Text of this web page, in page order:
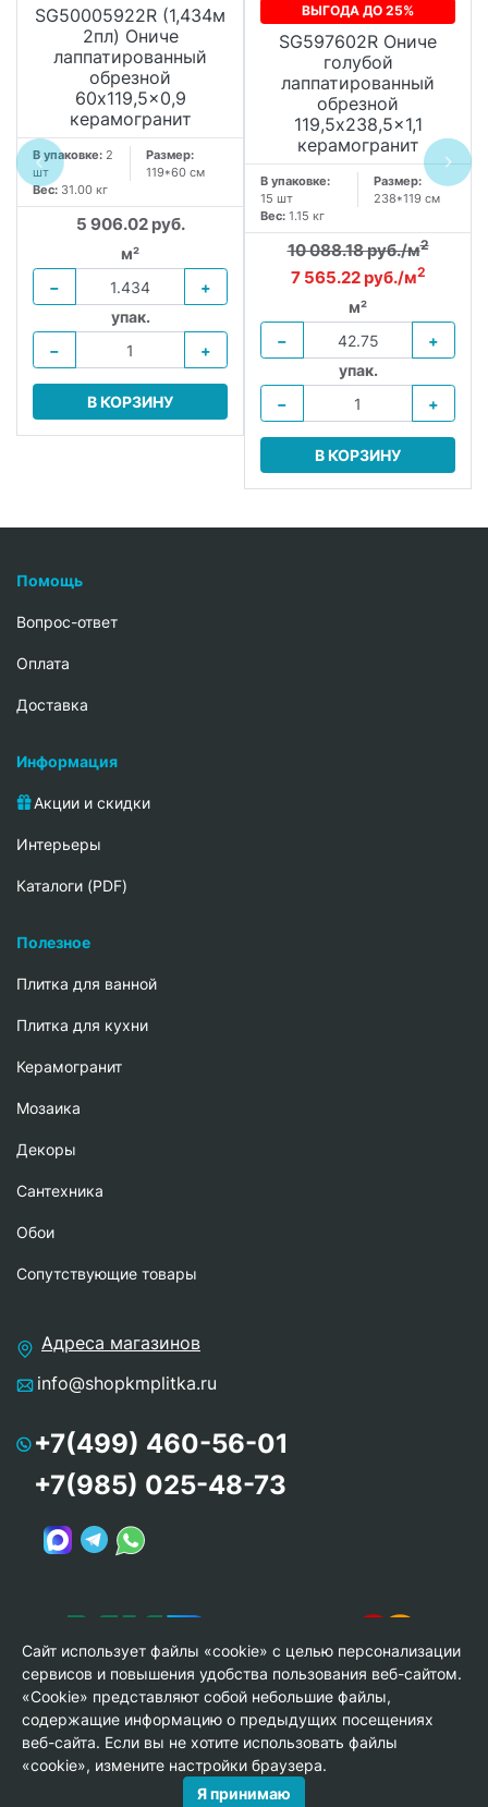
SG50005922R (1,434м
2пл) Ониче
лаппатированный
обрезной
60x119,5x0,9
керамогранит
В упаковке: 2
шт
Размер:
119*60 см
Вес: 31.00 кг
5 906.02 руб.
м²
−
+
упак.
−
+
В КОРЗИНУ
ВЫГОДА ДО 25%
SG597602R Ониче
голубой
лаппатированный
обрезной
119,5x238,5x1,1
керамогранит
В упаковке:
15 шт
Размер:
238*119 см
Вес: 1.15 кг
10 088.18 руб./м2
7 565.22 руб./м2
м²
−
+
упак.
−
+
В КОРЗИНУ
Помощь
Вопрос-ответ
Oплата
Доставка
Информация
Акции и скидки
Интерьеры
Каталоги (PDF)
Полезное
Плитка для ванной
Плитка для кухни
Керамогранит
Мозаика
Декоры
Сантехника
Обои
Сопутствующие товары
Адреса магазинов
info@shopkmplitka.ru
+7(499) 460-56-01
+7(985) 025-48-73
© Copyright 2013-2026 KERAMA MARAZZI, ООО «Гамма
Керамика»
Сайт использует файлы «cookie» с целью персонализации
сервисов и повышения удобства пользования веб-сайтом.
«Cookie» представляют собой небольшие файлы,
содержащие информацию о предыдущих посещениях
веб-сайта. Если вы не хотите использовать файлы
«cookie», измените настройки браузера.
Я принимаю